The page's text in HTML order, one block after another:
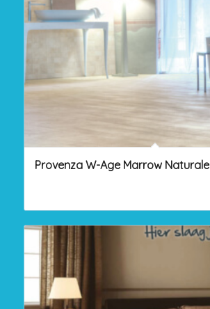
Provenza W-Age Marrow Naturale